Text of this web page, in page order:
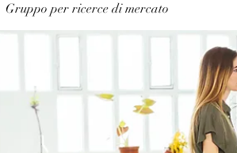
Gruppo per ricerce di mercato